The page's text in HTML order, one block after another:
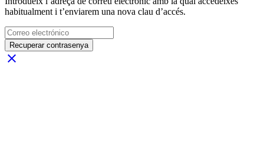
habitualment i t’enviarem una nova clau d’accés.
Recuperar contrasenya
close